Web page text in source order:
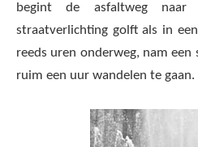
begint de asfaltweg
straatverlichting golft als in
reeds uren onderweg, nam
ruim een uur wandelen te gaan.